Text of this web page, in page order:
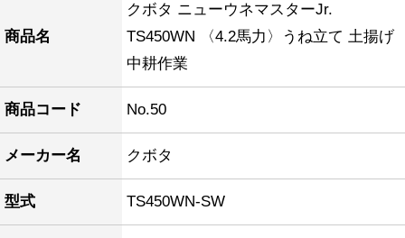
商品名
クボタ ニューウネマスターJr.
TS450WN 〈4.2馬力〉うね立て 土揚げ
中耕作業
商品コード No.50
メーカー名 クボタ
型式 TS450WN-SW